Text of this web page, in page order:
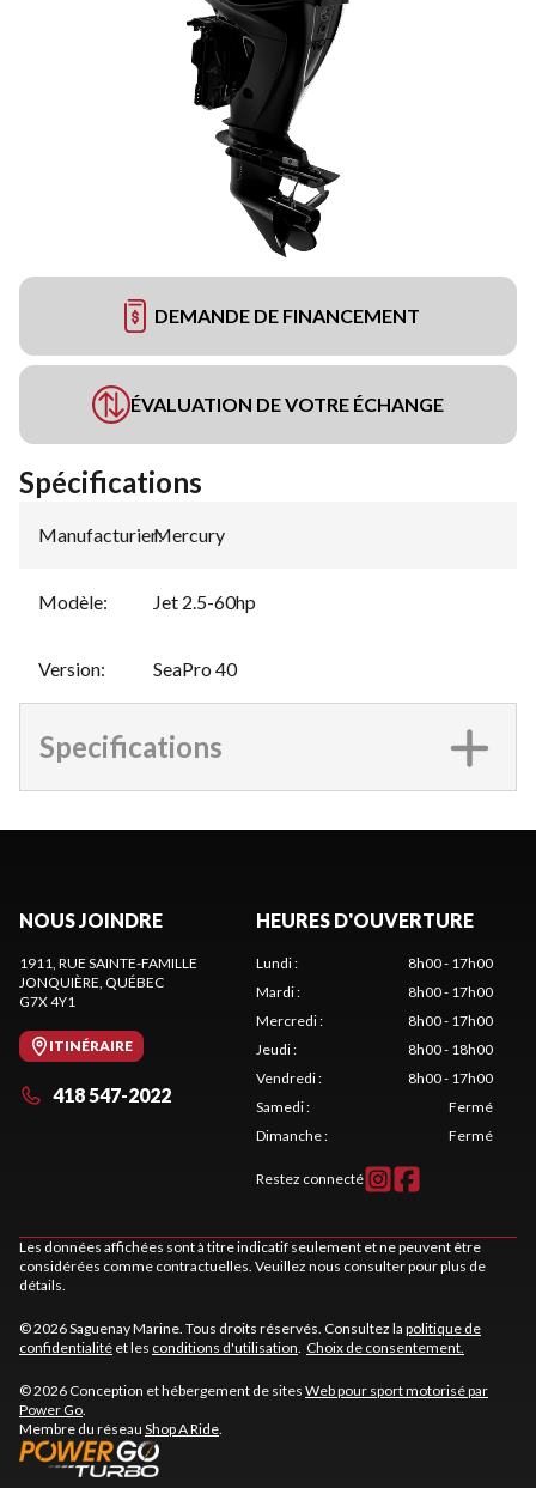
DEMANDE DE FINANCEMENT
ÉVALUATION DE VOTRE ÉCHANGE
Spécifications
Manufacturier:
Mercury
Modèle: Jet 2.5-60hp
Version: SeaPro 40
Specifications
NOUS JOINDRE
1911, RUE SAINTE-FAMILLE
JONQUIÈRE, QUÉBEC
G7X 4Y1
ITINÉRAIRE
418 547-2022
HEURES D'OUVERTURE
Lundi:
8h00 - 17h00
Mardi:
8h00 - 17h00
Mercredi:
8h00 - 17h00
Jeudi:
8h00 - 18h00
Vendredi:
8h00 - 17h00
Samedi:
Fermé
Dimanche: Fermé
Restez connecté
Les données affichées sont à titre indicatif seulement et ne peuvent être
considérées comme contractuelles. Veuillez nous consulter pour plus de
détails.
© 2026 Saguenay Marine. Tous droits réservés. Consultez la politique de
confidentialité et les conditions d'utilisation. Choix de consentement.
© 2026 Conception et hébergement de sites Web pour sport motorisé par
Power Go.
Membre du réseau Shop A Ride.